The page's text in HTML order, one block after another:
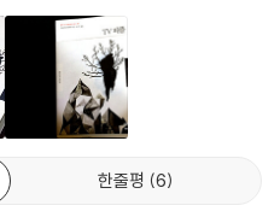
씩, 그녀는 불규칙적으로 눈을 깜박
물에 젖어 있었던 속눈썹을---물끄
어졌다. 그녀와 잔다는 것이 대체
부가 찍 잡아당겨져 놀랄 만큼 단
습하였다.
는 것이 아닌가, 라고 그는 생각했
웠다. 자신이란 존재가 그대로 녹
들과 단절되어 결국 아내에게마저
해버리는 ‘나’라는 인물을 통해, 현
감 축소에 대해 우회적으로 비판한
을 하는 사내와 모든 것이 갖춰졌음
을 달래는 유부녀를 통해 치유될
그 외의 단편들 역시, 문득 주위를 둘
의 암담함과 두려움을 상징적이고
한줄평 6